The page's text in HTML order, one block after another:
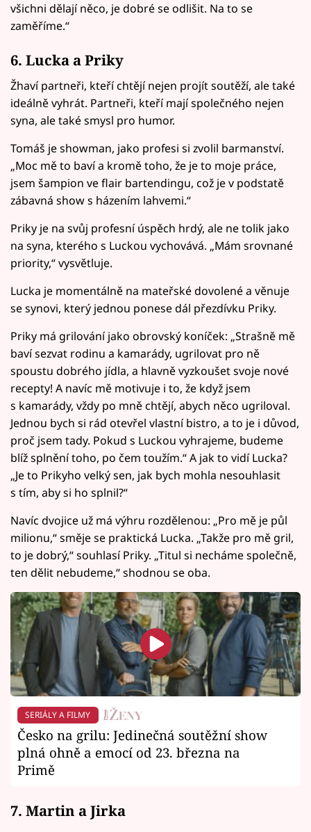
všichni dělají něco, je dobré se odlišit. Na to se
zaměříme.“
6. Lucka a Priky
Žhaví partneři, kteří chtějí nejen projít soutěží, ale také
ideálně vyhrát. Partneři, kteří mají společného nejen
syna, ale také smysl pro humor.
Tomáš je showman, jako profesi si zvolil barmanství.
„Moc mě to baví a kromě toho, že je to moje práce,
jsem šampion ve flair bartendingu, což je v podstatě
zábavná show s házením lahvemi.“
Priky je na svůj profesní úspěch hrdý, ale ne tolik jako
na syna, kterého s Luckou vychovává. „Mám srovnané
priority,“ vysvětluje.
Lucka je momentálně na mateřské dovolené a věnuje
se synovi, který jednou ponese dál přezdívku Priky.
Priky má grilování jako obrovský koníček: „Strašně mě
baví sezvat rodinu a kamarády, ugrilovat pro ně
spoustu dobrého jídla, a hlavně vyzkoušet svoje nové
recepty! A navíc mě motivuje i to, že když jsem
s kamarády, vždy po mně chtějí, abych něco ugriloval.
Jednou bych si rád otevřel vlastní bistro, a to je i důvod,
proč jsem tady. Pokud s Luckou vyhrajeme, budeme
blíž splnění toho, po čem toužím.“ A jak to vidí Lucka?
„Je to Prikyho velký sen, jak bych mohla nesouhlasit
s tím, aby si ho splnil?“
Navíc dvojice už má výhru rozdělenou: „Pro mě je půl
milionu,“ směje se praktická Lucka. „Takže pro mě gril,
to je dobrý,“ souhlasí Priky. „Titul si necháme společně,
ten dělit nebudeme,“ shodnou se oba.
SERIÁLY A FILMY
Česko na grilu: Jedinečná soutěžní show
plná ohně a emocí od 23. března na
Primě
7. Martin a Jirka